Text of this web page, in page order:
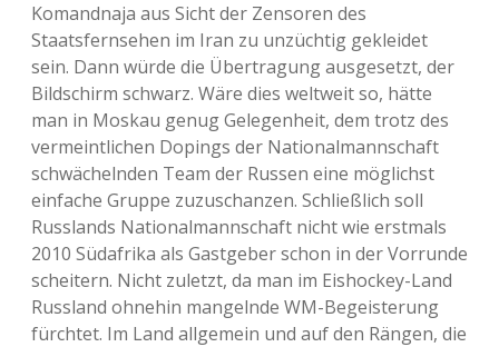
Komandnaja aus Sicht der Zensoren des
Staatsfernsehen im Iran zu unzüchtig gekleidet
sein. Dann würde die Übertragung ausgesetzt, der
Bildschirm schwarz. Wäre dies weltweit so, hätte
man in Moskau genug Gelegenheit, dem trotz des
vermeintlichen Dopings der Nationalmannschaft
schwächelnden Team der Russen eine möglichst
einfache Gruppe zuzuschanzen. Schließlich soll
Russlands Nationalmannschaft nicht wie erstmals
2010 Südafrika als Gastgeber schon in der Vorrunde
scheitern. Nicht zuletzt, da man im Eishockey-Land
Russland ohnehin mangelnde WM-Begeisterung
fürchtet. Im Land allgemein und auf den Rängen, die